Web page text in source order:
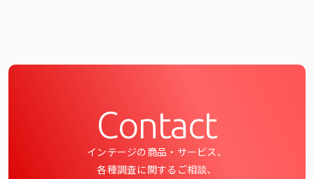
Contact
インテージの商品・サービス、
各種調査に関するご相談、